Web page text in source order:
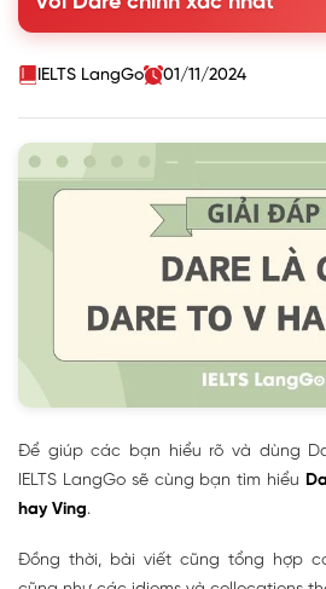
4. Một số idioms và collocations
5. Bài tập thực hành cấu trúc Dare
IELTS LangGo 01/11/2024
Để giúp các bạn hiểu rõ và dùng
IELTS LangGo sẽ cùng bạn tìm hiểu
hay Ving.
Đồng thời, bài viết cũng tổng hợp